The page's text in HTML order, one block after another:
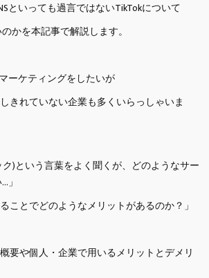
といっても過言ではないTikTokについて
かを本記事で解説します。
ーケティングをしたいが
きれていない企業も多くいらっしゃいま
ク)という言葉をよく聞くが、どのようなサー
」
ことでどのようなメリットがあるのか？」
要や個人・企業で用いるメリットとデメリ